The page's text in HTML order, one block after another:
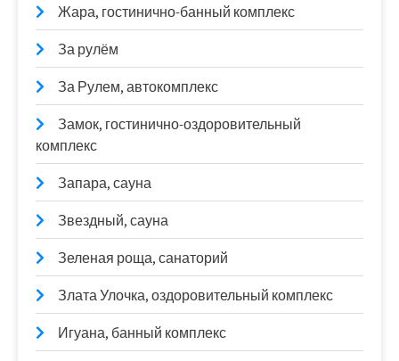
Жара, гостинично-банный комплекс
За рулём
За Рулем, автокомплекс
Замок, гостинично-оздоровительный
комплекс
Запара, сауна
Звездный, сауна
Зеленая роща, санаторий
Злата Улочка, оздоровительный комплекс
Игуана, банный комплекс